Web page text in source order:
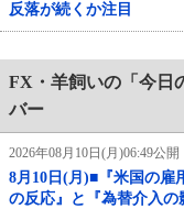
反落が続くか注目
FX・羊飼いの「今日
バー
2026年08月10日(月)06:49公開
8月10日(月)■『米国の雇
の反応』と『為替介入